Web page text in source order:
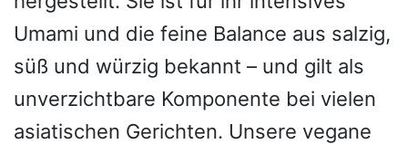
Umami und die feine Balance aus salzig,
süß und würzig bekannt – und gilt als
unverzichtbare Komponente bei vielen
asiatischen Gerichten. Unsere vegane